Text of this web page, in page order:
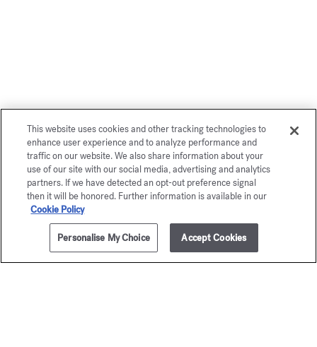
This website uses cookies and other tracking technologies to
enhance user experience and to analyze performance and
traffic on our website. We also share information about your
use of our site with our social media, advertising and analytics
partners. If we have detected an opt-out preference signal
then it will be honored. Further information is available in our
Cookie Policy
Personalise My Choice Accept Cookies